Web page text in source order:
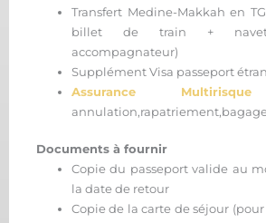
Transfert Medine-Makkah en
billet de train +
accompagnateur)
Supplément Visa passeport
Assurance Multirisque
Documents à fournir
Copie du passeport valide au
la date de retour
Copie de la carte de séjour